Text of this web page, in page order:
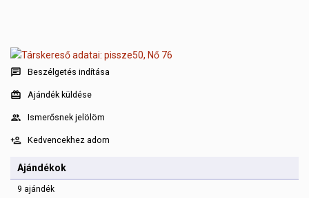
Beszélgetés indítása
Ajándék küldése
Ismerősnek jelölöm
Kedvencekhez adom
Ajándékok
9 ajándék